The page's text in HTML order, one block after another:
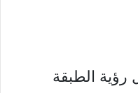
رؤية الطبقة